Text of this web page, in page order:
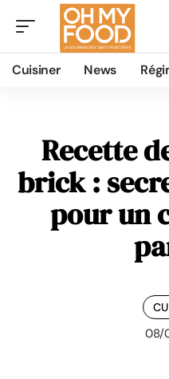
Cuisiner News
Recette
brick :
pour un
08/